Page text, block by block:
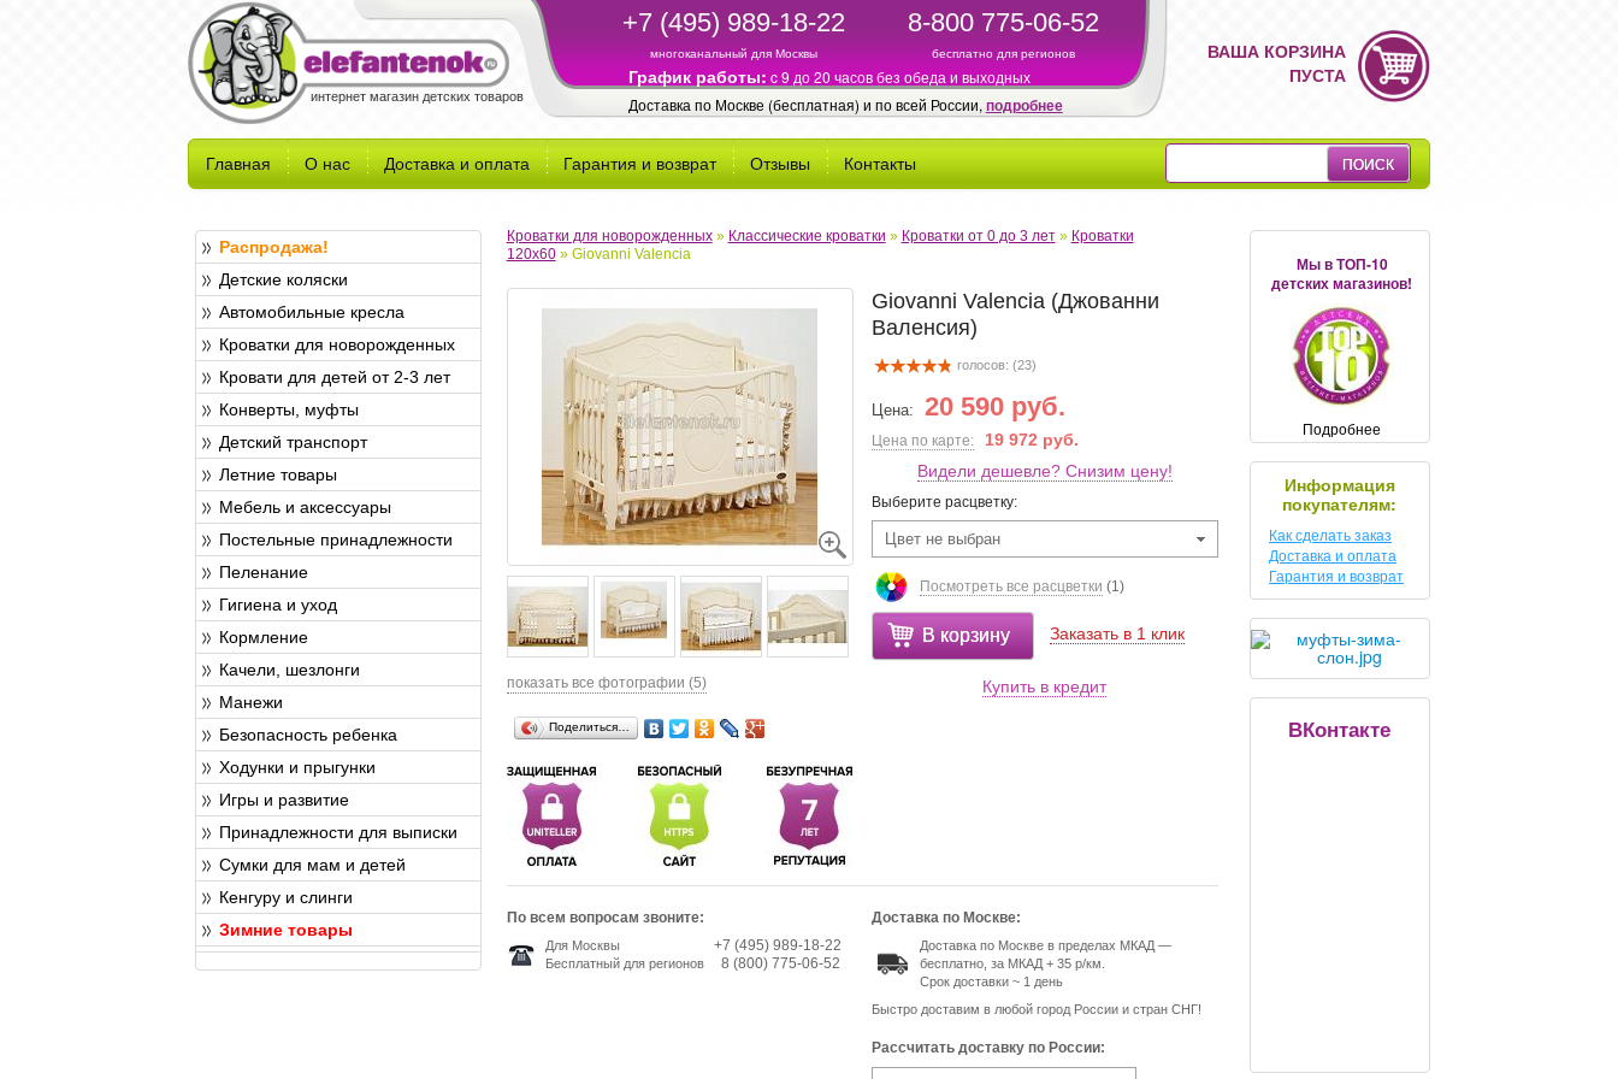
интернет магазин детских товаров
+7 (495) 989-18-22
многоканальный для Москвы
8-800 775-06-52
бесплатно для регионов
График работы: c 9 до 20 часов без обеда и выходных
Доставка по Москве (бесплатная) и по всей России, подробнее
ВАША КОРЗИНА
ПУСТА
Главная О нас Доставка и оплата Гарантия и возврат Отзывы Контакты
Распродажа!
Детские коляски
Автомобильные кресла
Кроватки для новорожденных
Кровати для детей от 2-3 лет
Конверты, муфты
Детский транспорт
Летние товары
Мебель и аксессуары
Постельные принадлежности
Пеленание
Гигиена и уход
Кормление
Качели, шезлонги
Манежи
Безопасность ребенка
Ходунки и прыгунки
Игры и развитие
Принадлежности для выписки
Сумки для мам и детей
Кенгуру и слинги
Зимние товары
Кроватки для новорожденных» Классические кроватки » Кроватки от 0 до 3 лет» Кроватки
120x60» Giovanni Valencia
показать все фотографии (5)
Поделиться…
Giovanni Valencia (Джованни
Валенсия)
голосов: (23)
Цена: 20 590 руб.
Цена по карте:
19 972 руб.
Видели дешевле? Снизим цену!
Выберите расцветку:
Цвет не выбран
Посмотреть все расцветки (1)
В корзину Заказать в 1 клик
Купить в кредит
По всем вопросам звоните:
Для Москвы
Бесплатный для регионов
+7 (495) 989-18-22
8 (800) 775-06-52
Доставка по Москве:
Доставка по Москве в пределах МКАД —
бесплатно, за МКАД + 35 р/км.
Срок доставки ~ 1 день
Быстро доставим в любой город России и стран СНГ!
Рассчитать доставку по России:
Мы в ТОП-10
детских магазинов!
Подробнее
Информация
покупателям:
Как сделать заказ
Доставка и оплата
Гарантия и возврат
ВКонтакте